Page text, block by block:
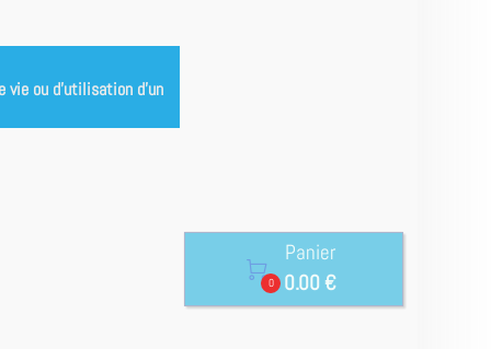
ou d’utilisation d’un

0
Panier
0.00 €